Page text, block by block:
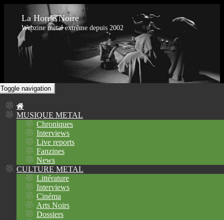
La Horde Noire
Webzine metal extrême depuis 2002
Toggle navigation
MUSIQUE METAL
Chroniques
Interviews
Live reports
Fanzines
News
CULTURE METAL
Littérature
Interviews
Cinéma
Arts Noirs
Dossiers